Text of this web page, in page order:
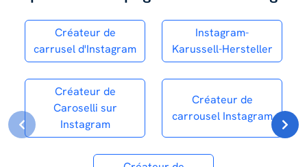
Créateur de
carrusel d'Instagram
Instagram-
Karussell-Hersteller
Créateur de
Caroselli sur
Instagram
Créateur de
carrousel Instagram